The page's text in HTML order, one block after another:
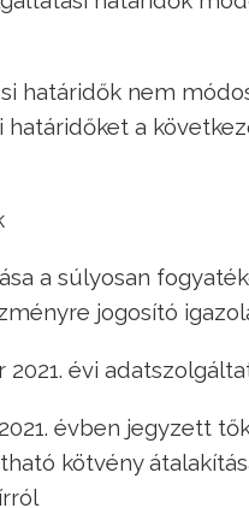
határidők nem
a
a súlyosan
jogosító
évi
évben jegyzett
kötvény